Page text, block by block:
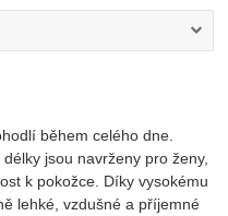
během celého dne.
jsou navrženy pro ženy,
k pokožce. Díky vysokému
lehké, vzdušné a příjemné